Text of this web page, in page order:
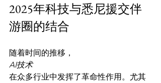
2025年科技与悉尼援交伴
游圈的结合
随着时间的推移，
AI技术
在众多行业中发挥了革命性作用。尤其